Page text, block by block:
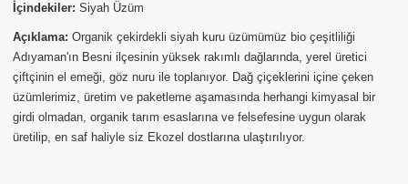
İçindekiler: Siyah Üzüm
Açıklama: Organik çekirdekli siyah kuru üzümümüz bio çeşitliliği
Adıyaman'ın Besni ilçesinin yüksek rakımlı dağlarında, yerel üretici
çiftçinin el emeği, göz nuru ile toplanıyor. Dağ çiçeklerini içine çeken
üzümlerimiz, üretim ve paketleme aşamasında herhangi kimyasal bir
girdi olmadan, organik tarım esaslarına ve felsefesine uygun olarak
üretilip, en saf haliyle siz Ekozel dostlarına ulaştırılıyor.
AYNI GÜN
TESLİMAT
ÜRÜNLERİ
Sepetinizde AYNI GÜN TESLİMAT
ürünü bulunduğu için AYNI GÜN
TESLİMAT kargo seçeneği dışında
seçemezsiniz. NOT: AYNI GÜN